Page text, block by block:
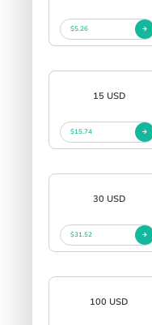
$5.26
15 USD
$15.74
30 USD
$31.52
100 USD